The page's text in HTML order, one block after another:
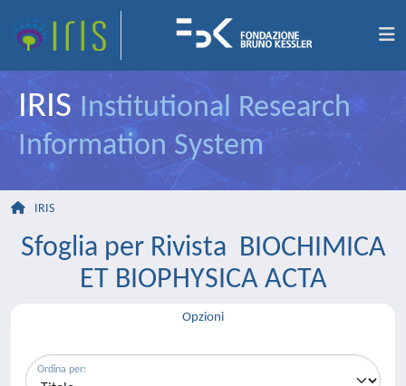
IRIS Institutional Research
Information System
IRIS
Sfoglia per Rivista BIOCHIMICA
ET BIOPHYSICA ACTA
Opzioni
Ordina per: